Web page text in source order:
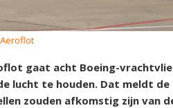
gaat acht Boeing-
lucht te houden. Dat meldt de
zouden afkomstig zijn van